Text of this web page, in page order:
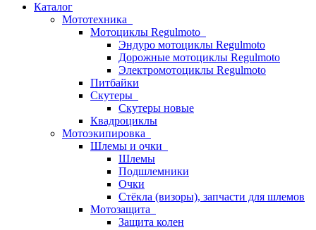
Каталог
Мототехника
Мотоциклы Regulmoto
Эндуро мотоциклы Regulmoto
Дорожные мотоциклы Regulmoto
Электромотоциклы Regulmoto
Питбайки
Скутеры
Скутеры новые
Квадроциклы
Мотоэкипировка
Шлемы и очки
Шлемы
Подшлемники
Очки
Стёкла (визоры), запчасти для шлемов
Мотозащита
Защита колен